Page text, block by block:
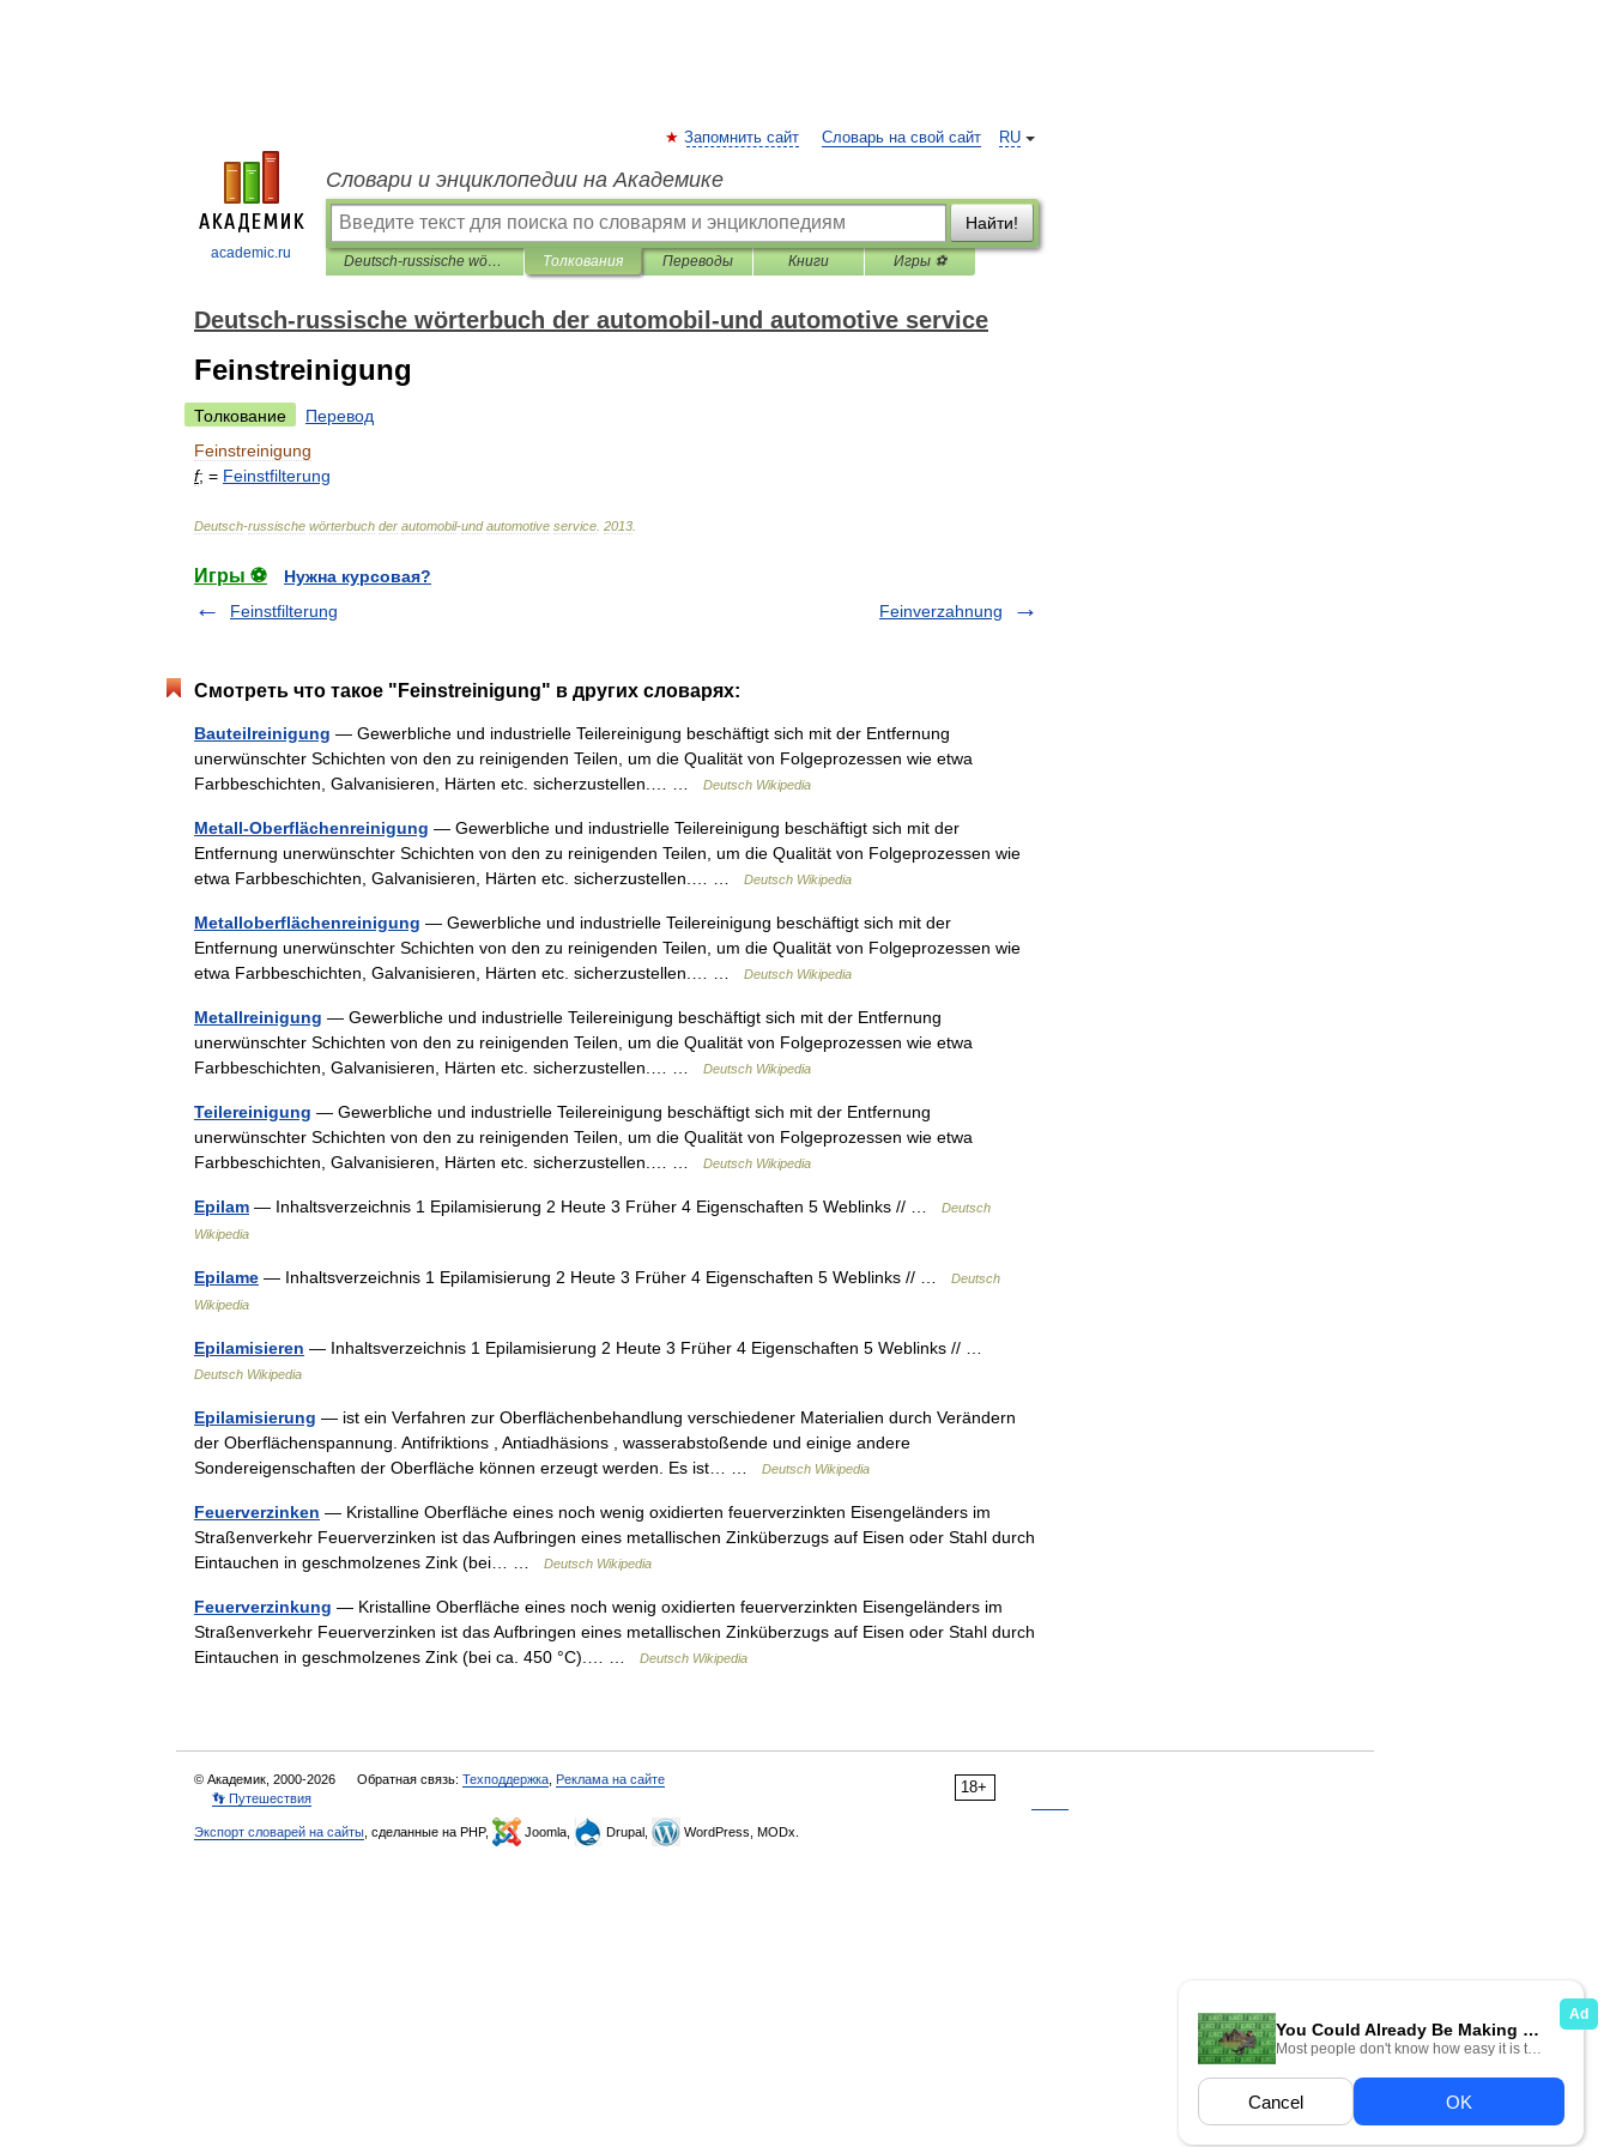
academic.ru
RU
Запомнить сайт Словарь на свой сайт
Словари и энциклопедии на Академике
Найти!
Deutsch-russische wörterbuch der automobil-und automotive service Толкования Переводы Книги Игры ⚽
Deutsch-russische wörterbuch der automobil-und automotive service
Feinstreinigung
Толкование
Перевод
Feinstreinigung
f; = Feinstfilterung
Deutsch-russische wörterbuch der automobil-und automotive service 2013
Игры ⚽
Нужна курсовая?
Feinstfilterung
Feinverzahnung
Смотреть что такое "Feinstreinigung" в других словарях:
Bauteilreinigung — Gewerbliche und industrielle Teilereinigung beschäftigt sich mit der Entfernung
unerwünschter Schichten von den zu reinigenden Teilen, um die Qualität von Folgeprozessen wie etwa
Farbbeschichten, Galvanisieren, Härten etc. sicherzustellen.… …
Deutsch Wikipedia
Metall-Oberflächenreinigung — Gewerbliche und industrielle Teilereinigung beschäftigt sich mit der
Entfernung unerwünschter Schichten von den zu reinigenden Teilen, um die Qualität von Folgeprozessen wie
etwa Farbbeschichten, Galvanisieren, Härten etc. sicherzustellen.… …
Deutsch Wikipedia
Metalloberflächenreinigung — Gewerbliche und industrielle Teilereinigung beschäftigt sich mit der
Entfernung unerwünschter Schichten von den zu reinigenden Teilen, um die Qualität von Folgeprozessen wie
etwa Farbbeschichten, Galvanisieren, Härten etc. sicherzustellen.… …
Deutsch Wikipedia
Metallreinigung — Gewerbliche und industrielle Teilereinigung beschäftigt sich mit der Entfernung
unerwünschter Schichten von den zu reinigenden Teilen, um die Qualität von Folgeprozessen wie etwa
Farbbeschichten, Galvanisieren, Härten etc. sicherzustellen.… …
Deutsch Wikipedia
Teilereinigung — Gewerbliche und industrielle Teilereinigung beschäftigt sich mit der Entfernung
unerwünschter Schichten von den zu reinigenden Teilen, um die Qualität von Folgeprozessen wie etwa
Farbbeschichten, Galvanisieren, Härten etc. sicherzustellen.… …
Deutsch Wikipedia
Epilam — Inhaltsverzeichnis 1 Epilamisierung 2 Heute 3 Früher 4 Eigenschaften 5 Weblinks // …
Deutsch
Wikipedia
Epilame — Inhaltsverzeichnis 1 Epilamisierung 2 Heute 3 Früher 4 Eigenschaften 5 Weblinks // …
Deutsch
Wikipedia
Epilamisieren — Inhaltsverzeichnis 1 Epilamisierung 2 Heute 3 Früher 4 Eigenschaften 5 Weblinks // …
Deutsch Wikipedia
Epilamisierung — ist ein Verfahren zur Oberflächenbehandlung verschiedener Materialien durch Verändern
der Oberflächenspannung. Antifriktions , Antiadhäsions , wasserabstoßende und einige andere
Sondereigenschaften der Oberfläche können erzeugt werden. Es ist… …
Deutsch Wikipedia
Feuerverzinken — Kristalline Oberfläche eines noch wenig oxidierten feuerverzinkten Eisengeländers im
Straßenverkehr Feuerverzinken ist das Aufbringen eines metallischen Zinküberzugs auf Eisen oder Stahl durch
Eintauchen in geschmolzenes Zink (bei… …
Deutsch Wikipedia
Feuerverzinkung — Kristalline Oberfläche eines noch wenig oxidierten feuerverzinkten Eisengeländers im
Straßenverkehr Feuerverzinken ist das Aufbringen eines metallischen Zinküberzugs auf Eisen oder Stahl durch
Eintauchen in geschmolzenes Zink (bei ca. 450 °C).… …
Deutsch Wikipedia
18+
© Академик, 2000-2026 Обратная связь: Техподдержка Реклама на сайте
👣 Путешествия
Экспорт словарей на сайты , сделанные на PHP, Joomla, Drupal, WordPress, MODx.